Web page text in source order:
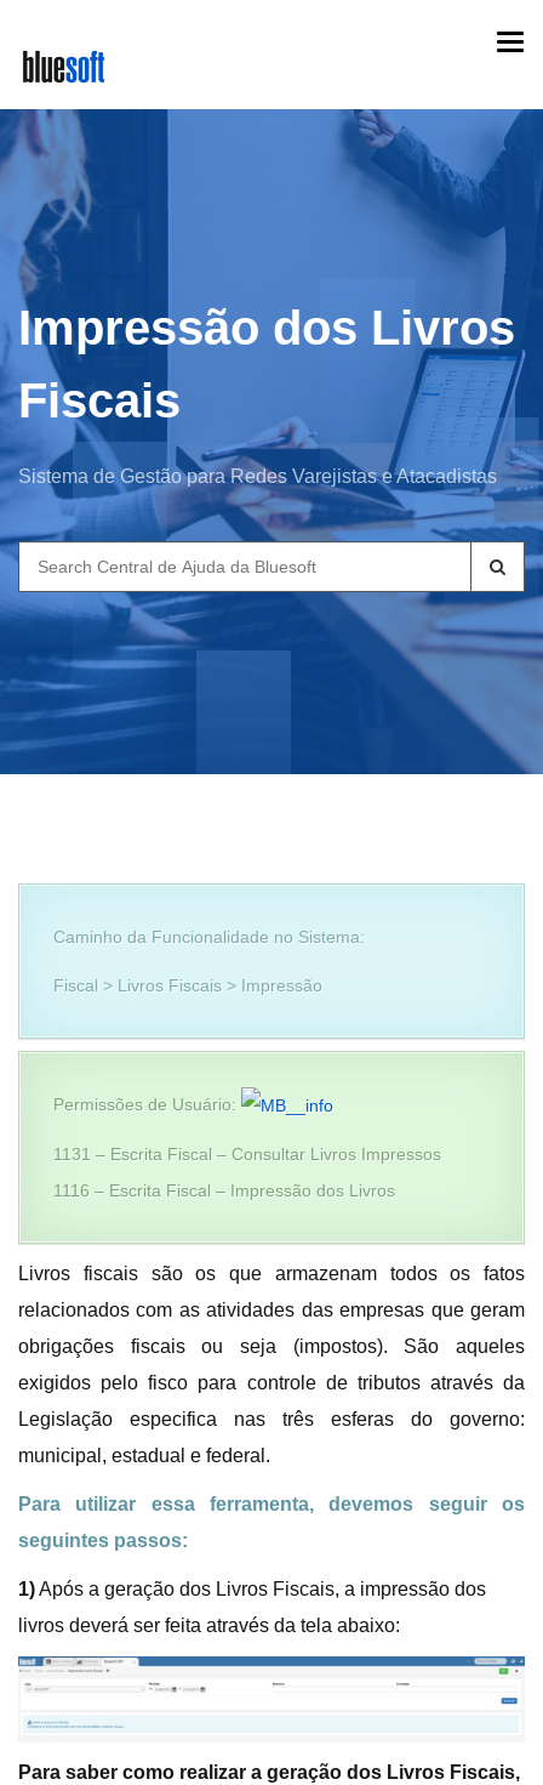
main
content
Impressão dos Livros
Fiscais
Sistema de Gestão para Redes Varejistas e Atacadistas
Search
for:
Caminho da Funcionalidade no Sistema:
Fiscal > Livros Fiscais > Impressão
Permissões de Usuário:
1131 – Escrita Fiscal – Consultar Livros Impressos
1116 – Escrita Fiscal – Impressão dos Livros
Livros fiscais são os que armazenam todos os fatos
relacionados com as atividades das empresas que geram
obrigações fiscais ou seja (impostos). São aqueles
exigidos pelo fisco para controle de tributos através da
Legislação especifica nas três esferas do governo:
municipal, estadual e federal.
Para utilizar essa ferramenta, devemos seguir os
seguintes passos:
1)Após a geração dos Livros Fiscais, a impressão dos
livros deverá ser feita através da tela abaixo:
Para saber como realizar a geração dos Livros Fiscais,